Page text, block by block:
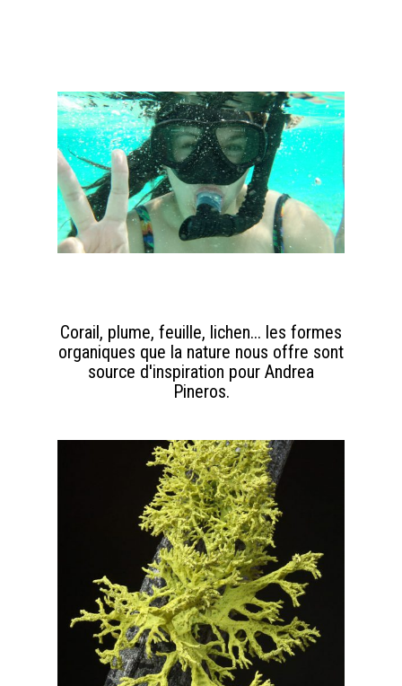
Corail, plume, feuille, lichen... les formes
organiques que la nature nous offre sont
source d'inspiration pour Andrea
Pineros.